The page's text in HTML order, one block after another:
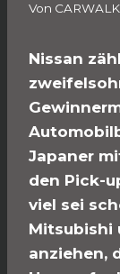
Von CARWALK
Nissan
Japaner
den Pick-
viel sei
Mitsubishi
anziehen,